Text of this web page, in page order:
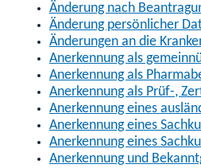
Änderung nach
Änderung persönlicher
Änderungen an die
Anerkennung als
Anerkennung als
Anerkennung als Prüf-,
Anerkennung eines
Anerkennung eines
Anerkennung eines
Anerkennung und